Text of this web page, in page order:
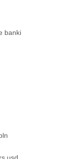
banki